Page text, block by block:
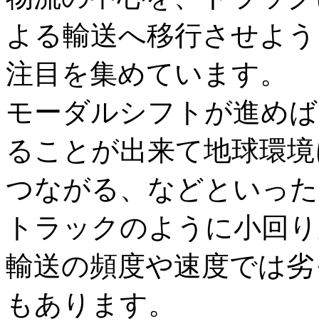
よる輸送へ移行させよ
注目を集めています。
モーダルシフトが進め
ることが出来て地球環
つながる、などといっ
トラックのように小回
輸送の頻度や速度では
もあります。